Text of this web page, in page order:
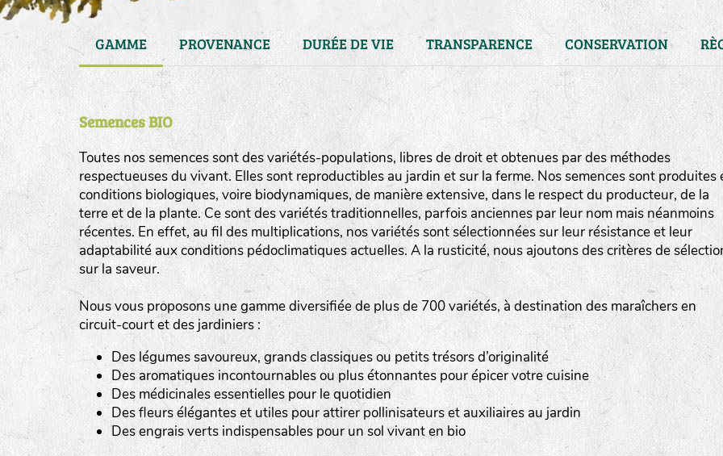
GAMME PROVENANCE DURÉE DE VIE TRANSPARENCE CONSERVATION
Semences BIO
Toutes nos semences sont des variétés-populations, libres de droit et obtenues par des méthodes
respectueuses du vivant. Elles sont reproductibles au jardin et sur la ferme. Nos semences sont produites
conditions biologiques, voire biodynamiques, de manière extensive, dans le respect du producteur, de la
terre et de la plante. Ce sont des variétés traditionnelles, parfois anciennes par leur nom mais néanmoins
récentes. En effet, au fil des multiplications, nos variétés sont sélectionnées sur leur résistance et leur
adaptabilité aux conditions pédoclimatiques actuelles. A la rusticité, nous ajoutons des critères de
sur la saveur.
Nous vous proposons une gamme diversifiée de plus de 700 variétés, à destination des maraîchers en
circuit-court et des jardiniers :
Des légumes savoureux, grands classiques ou petits trésors d’originalité
Des aromatiques incontournables ou plus étonnantes pour épicer votre cuisine
Des médicinales essentielles pour le quotidien
Des fleurs élégantes et utiles pour attirer pollinisateurs et auxiliaires au jardin
Des engrais verts indispensables pour un sol vivant en bio
LA RÉFÉRENCE :F BEL20BPA1A (en haut à
F : Fleurs.
Les autres catégories étant :
E
: Engrais vert
L: Légumes
A: Aromatiques
BEL : Code de la variété
(Ici Belle de nuit)
20 : Année de récolte
(ici 2020)
haies
zone sauvage
mare
tas de compost
fleurs
animaux domestiques
animaux sauvages
biodiversité cultivée